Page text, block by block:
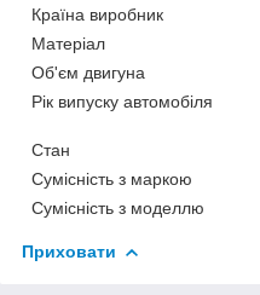
Країна виробник
Матеріал
Об'єм двигуна
Рік випуску автомобіля
Стан
Сумісність з маркою
Сумісність з моделлю
Приховати